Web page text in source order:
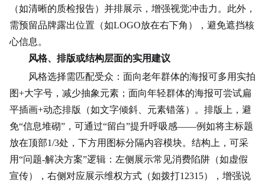
（如清晰的质检报告）并排展示，增强视觉冲击力。此外，
需预留品牌露出位置（如LOGO放在右下角），避免遮挡核
心信息。
风格、排版或结构层面的实用建议
风格选择需匹配受众：面向老年群体的海报可多用实拍
图+大字号，减少抽象元素；面向年轻群体的海报可尝试扁
平插画+动态排版（如文字倾斜、元素错落）。排版上，避
免“信息堆砌”，可通过“留白”提升呼吸感——例如将主标题
放在顶部1/3处，下方用图标分隔内容模块。结构上，可采
用“问题-解决方案”逻辑：左侧展示常见消费陷阱（如虚假
宣传），右侧对应展示维权方式（如拨打12315），增强说